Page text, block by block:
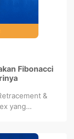
Fibonacci
&
yang...